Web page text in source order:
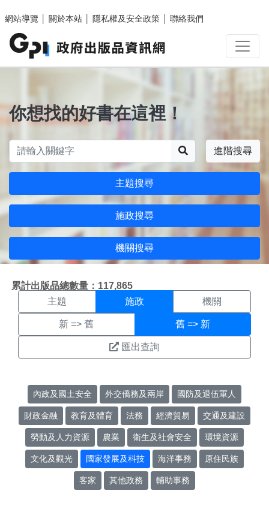
網站導覽
關於本站 隱私權及安全政策 聯絡我們
你想找的好書在這裡！
進階搜尋
主題搜尋
施政搜尋
機關搜尋
累計出版品總數量：117,865
施政搜尋結果頁面
主題 施政 機關
新 => 舊 舊 => 新
匯出查詢
內政及國土安全 外交僑務及兩岸 國防及退伍軍人
財政金融 教育及體育 法務 經濟貿易 交通及建設
勞動及人力資源 農業 衛生及社會安全 環境資源
文化及觀光 國家發展及科技 海洋事務 原住民族
客家 其他政務 輔助事務